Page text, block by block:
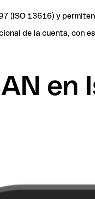
(ISO 13616) y
de la cuenta, con
en